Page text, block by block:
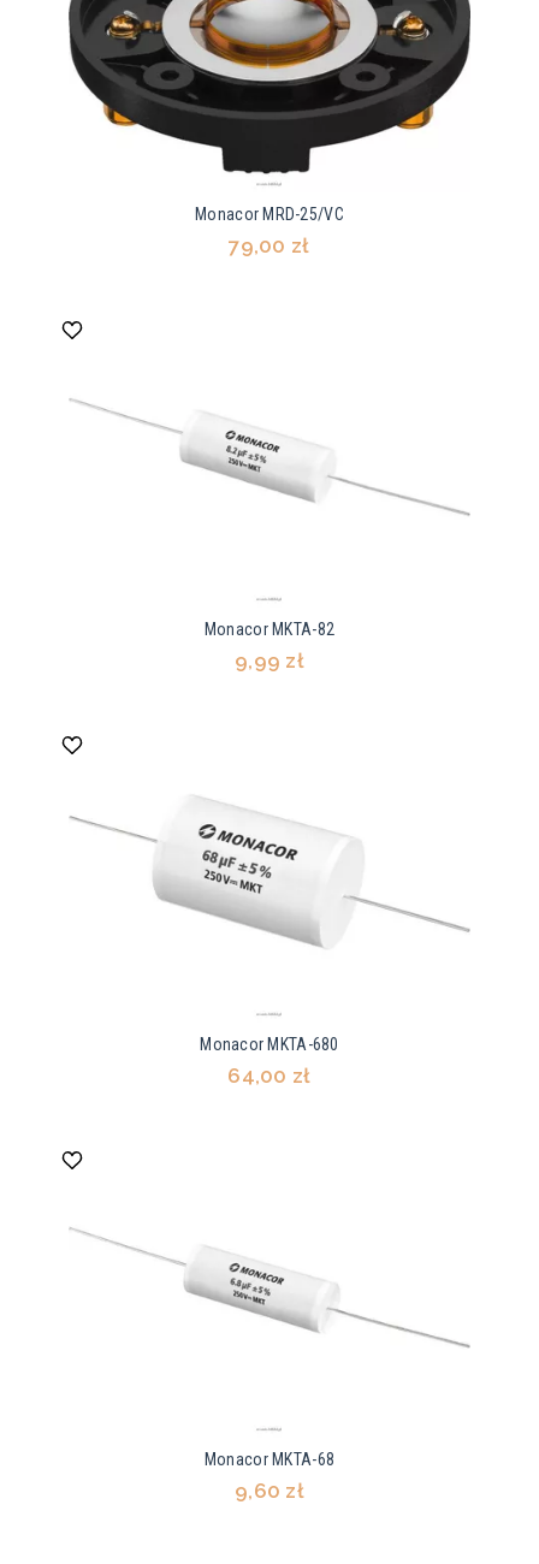
Monacor MRD-25/VC
79,00 zł
Monacor MKTA-82
9,99 zł
Monacor MKTA-680
64,00 zł
Monacor MKTA-68
9,60 zł